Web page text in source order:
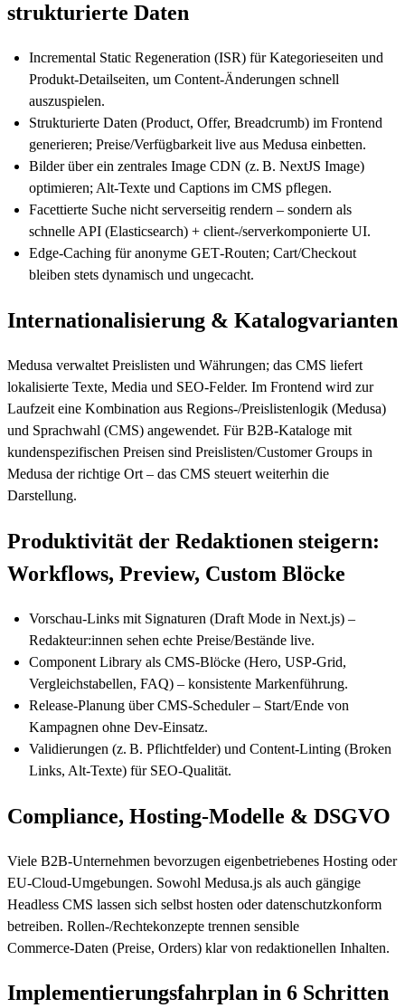
strukturierte Daten
Incremental Static Regeneration (ISR) für Kategorieseiten und
Produkt-Detailseiten, um Content-Änderungen schnell
auszuspielen.
Strukturierte Daten (Product, Offer, Breadcrumb) im Frontend
generieren; Preise/Verfügbarkeit live aus Medusa einbetten.
Bilder über ein zentrales Image CDN (z. B. NextJS Image)
optimieren; Alt-Texte und Captions im CMS pflegen.
Facettierte Suche nicht serverseitig rendern – sondern als
schnelle API (Elasticsearch) + client-/serverkomponierte UI.
Edge‑Caching für anonyme GET‑Routen; Cart/Checkout
bleiben stets dynamisch und ungecacht.
Internationalisierung & Katalogvarianten
Medusa verwaltet Preislisten und Währungen; das CMS liefert
lokalisierte Texte, Media und SEO-Felder. Im Frontend wird zur
Laufzeit eine Kombination aus Regions-/Preislistenlogik (Medusa)
und Sprachwahl (CMS) angewendet. Für B2B-Kataloge mit
kundenspezifischen Preisen sind Preislisten/Customer Groups in
Medusa der richtige Ort – das CMS steuert weiterhin die
Darstellung.
Produktivität der Redaktionen steigern:
Workflows, Preview, Custom Blöcke
Vorschau‑Links mit Signaturen (Draft Mode in Next.js) –
Redakteur:innen sehen echte Preise/Bestände live.
Component Library als CMS‑Blöcke (Hero, USP-Grid,
Vergleichstabellen, FAQ) – konsistente Markenführung.
Release-Planung über CMS-Scheduler – Start/Ende von
Kampagnen ohne Dev‑Einsatz.
Validierungen (z. B. Pflichtfelder) und Content‑Linting (Broken
Links, Alt‑Texte) für SEO-Qualität.
Compliance, Hosting-Modelle & DSGVO
Viele B2B‑Unternehmen bevorzugen eigenbetriebenes Hosting oder
EU‑Cloud-Umgebungen. Sowohl Medusa.js als auch gängige
Headless CMS lassen sich selbst hosten oder datenschutzkonform
betreiben. Rollen-/Rechtekonzepte trennen sensible
Commerce‑Daten (Preise, Orders) klar von redaktionellen Inhalten.
Implementierungsfahrplan in 6 Schritten